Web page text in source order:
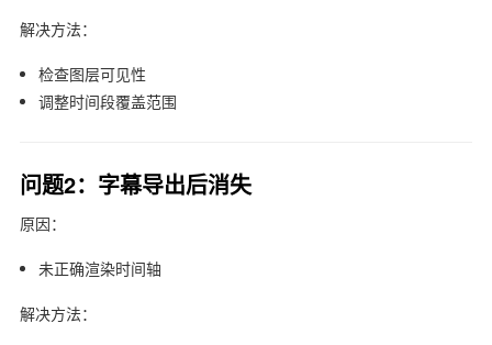
解决方法：
检查图层可见性
调整时间段覆盖范围
问题2：字幕导出后消失
原因：
未正确渲染时间轴
解决方法：